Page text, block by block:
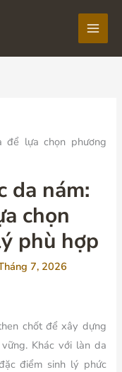
Main
để lựa chọn phương
da nám:
chọn
phù hợp
7, 2026
chốt để xây dựng
Khác với làn da
điểm sinh lý phức